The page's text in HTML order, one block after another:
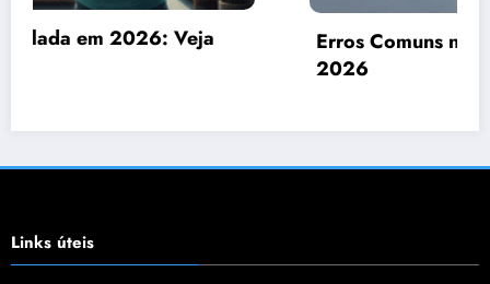
Erros Comuns no Controle da Diabetes em
Links úteis